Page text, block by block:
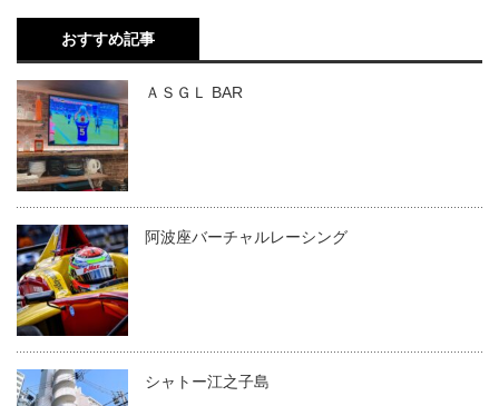
おすすめ記事
ＡＳＧＬ BAR
阿波座バーチャルレーシング
シャトー江之子島